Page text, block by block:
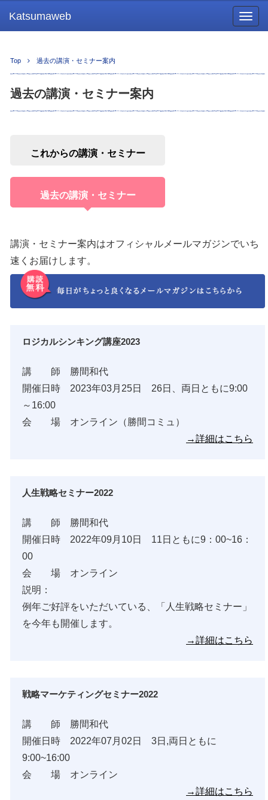
Katsumaweb
Top 過去の講演・セミナー案内
過去の講演・セミナー案内
これからの講演・セミナー
過去の講演・セミナー
講演・セミナー案内はオフィシャルメールマガジンでいち
速くお届けします。
ロジカルシンキング講座2023
講 師 勝間和代
開催日時 2023年03月25日 26日、両日ともに9:00
～16:00
会 場 オンライン（勝間コミュ）
→詳細はこちら
人生戦略セミナー2022
講 師 勝間和代
開催日時 2022年09月10日 11日ともに9：00~16：
00
会 場 オンライン
説明：
例年ご好評をいただいている、「人生戦略セミナー」
を今年も開催します。
→詳細はこちら
戦略マーケティングセミナー2022
講 師 勝間和代
開催日時 2022年07月02日 3日,両日ともに
9:00~16:00
会 場 オンライン
→詳細はこちら